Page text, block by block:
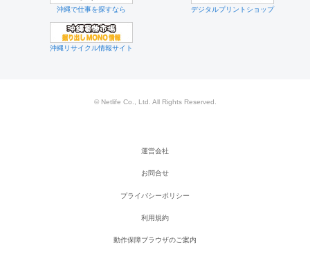
沖縄で仕事を探すなら デジタルプリントショップ
沖縄リサイクル情報サイト
© Netlife Co., Ltd. All Rights Reserved.
運営会社
お問合せ
プライバシーポリシー
利用規約
動作保障ブラウザのご案内